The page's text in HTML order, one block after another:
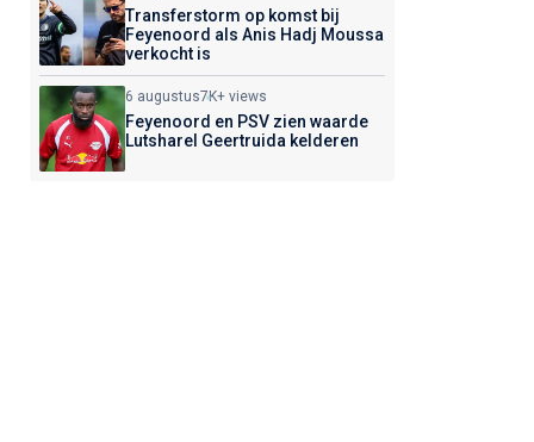
Transferstorm op komst bij
Feyenoord als Anis Hadj Moussa
verkocht is
6 augustus7K+ views
Feyenoord en PSV zien waarde
Lutsharel Geertruida kelderen